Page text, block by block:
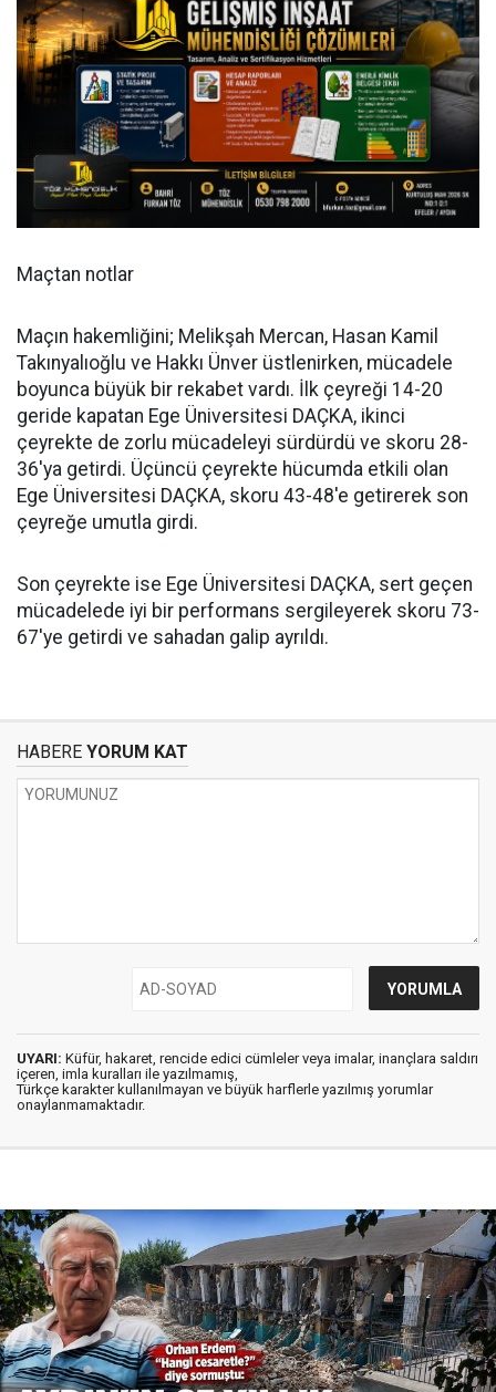
Maçtan notlar
Maçın hakemliğini; Melikşah Mercan, Hasan Kamil
Takınyalıoğlu ve Hakkı Ünver üstlenirken, mücadele
boyunca büyük bir rekabet vardı. İlk çeyreği 14-20
geride kapatan Ege Üniversitesi DAÇKA, ikinci
çeyrekte de zorlu mücadeleyi sürdürdü ve skoru 28-
36'ya getirdi. Üçüncü çeyrekte hücumda etkili olan
Ege Üniversitesi DAÇKA, skoru 43-48'e getirerek son
çeyreğe umutla girdi.
Son çeyrekte ise Ege Üniversitesi DAÇKA, sert geçen
mücadelede iyi bir performans sergileyerek skoru 73-
67'ye getirdi ve sahadan galip ayrıldı.
HABERE YORUM KAT
UYARI: Küfür, hakaret, rencide edici cümleler veya imalar, inançlara saldırı
içeren, imla kuralları ile yazılmamış,
Türkçe karakter kullanılmayan ve büyük harflerle yazılmış yorumlar
onaylanmamaktadır.